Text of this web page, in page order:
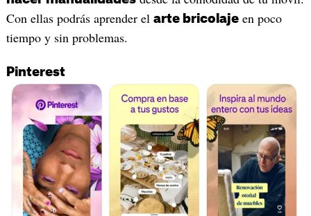
Con ellas podrás aprender el arte bricolajeen poco
tiempo y sin problemas.
Pinterest